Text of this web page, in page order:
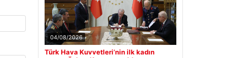
04/08/2026
Türk Hava Kuvvetleri’nin ilk kadın